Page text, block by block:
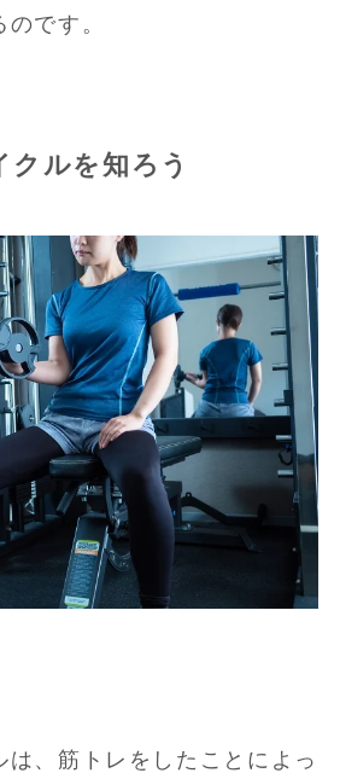
です。
クルを知ろう
は、筋トレをしたことによっ